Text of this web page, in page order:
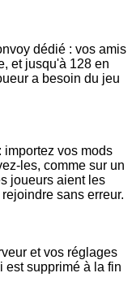
dédié : vos amis
et jusqu'à 128 en
a besoin du jeu
importez vos mods
les, comme sur un
joueurs aient les
sans erreur.
et vos réglages
est supprimé à la fin